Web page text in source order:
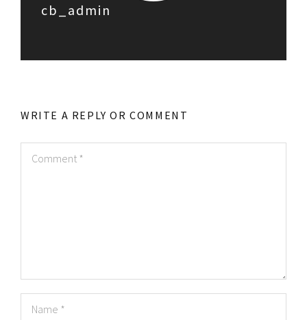
cb_admin
WRITE A REPLY OR COMMENT